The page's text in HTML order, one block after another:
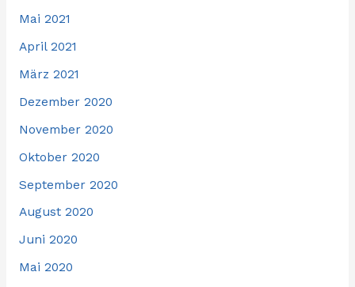
Mai 2021
April 2021
März 2021
Dezember 2020
November 2020
Oktober 2020
September 2020
August 2020
Juni 2020
Mai 2020